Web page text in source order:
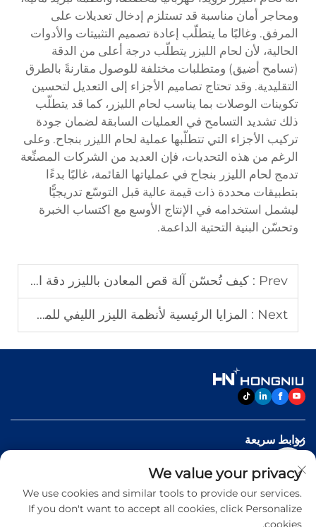
ومحاجر أمان مناسبة قد تستلزم إدخال تعديلات على
المرفق. وغالبًا ما يتطلّب إعادة تصميم التثبيتات والأدوات
الحالية، لأن لحام الليزر يتطلّب درجة أعلى من الدقة
(تسامح أضيق) ومتطلبات مختلفة للوصول مقارنةً بالطرق
التقليدية. وقد تحتاج تصاميم الأجزاء إلى التعديل لتحسين
تكوينات الوصلات بما يناسب لحام الليزر، كما قد يتطلّب
ذلك تشديد التسامح في العمليات السابقة لضمان جودة
تركيب الأجزاء التي تتطلّبها عملية لحام الليزر بنجاح. وعلى
الرغم من هذه التحديات، فإن العديد من الشركات المصنِّعة
تدمج لحام الليزر بنجاح في عملياتها القائمة، غالبًا بدءًا
بتطبيقات محددة ذات قيمة عالية قبل التوسّع تدريجيًّا
ليشمل استخدامه في الإنتاج الأوسع مع اكتساب الخبرة
وتحسّن البنية التحتية الداعمة.
Prev : كيف تُحسّن آلة قص المعادن بالليزر دقة الإنتاج
Next : المزايا الرئيسية لأنظمة الليزر الليفي للمصانع الحديثة
روابط سريعة
منتجات
اتصل بنا
We value your privacy
We use cookies and similar tools to provide our services.
If you don't want to accept all cookies, click Personalize
cookies.